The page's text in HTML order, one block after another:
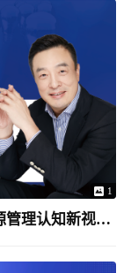
1
《面对不确定时代的决策——人力资源管理认知新视角》